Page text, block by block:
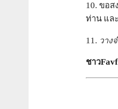
10. ขอส
ท่าน แล
11. วาง
ชาว